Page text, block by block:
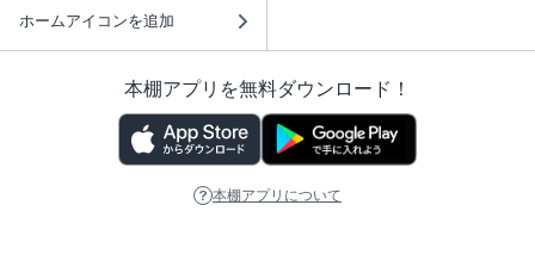
ホームアイコンを追加
本棚アプリを無料ダウンロード！
本棚アプリについて